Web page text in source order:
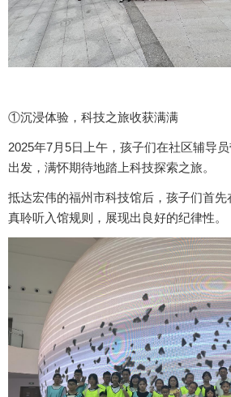
①沉浸体验，科技之旅收获满满
2025年7月5日上午，孩子们在社区辅导
出发，满怀期待地踏上科技探索之旅。
抵达宏伟的福州市科技馆后，孩子们首先
真聆听入馆规则，展现出良好的纪律性。